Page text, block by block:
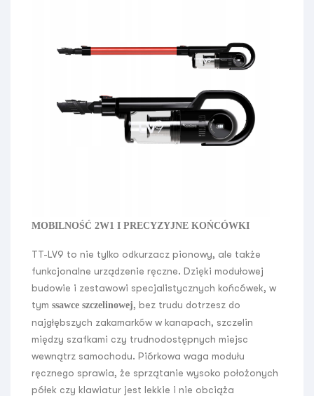
MOBILNOŚĆ 2W1 I PRECYZYJNE KOŃCÓWKI
TT-LV9 to nie tylko odkurzacz pionowy, ale także
funkcjonalne urządzenie ręczne. Dzięki modułowej
budowie i zestawowi specjalistycznych końcówek, w
tym ssawce szczelinowej, bez trudu dotrzesz do
najgłębszych zakamarków w kanapach, szczelin
między szafkami czy trudnodostępnych miejsc
wewnątrz samochodu. Piórkowa waga modułu
ręcznego sprawia, że sprzątanie wysoko położonych
półek czy klawiatur jest lekkie i nie obciąża